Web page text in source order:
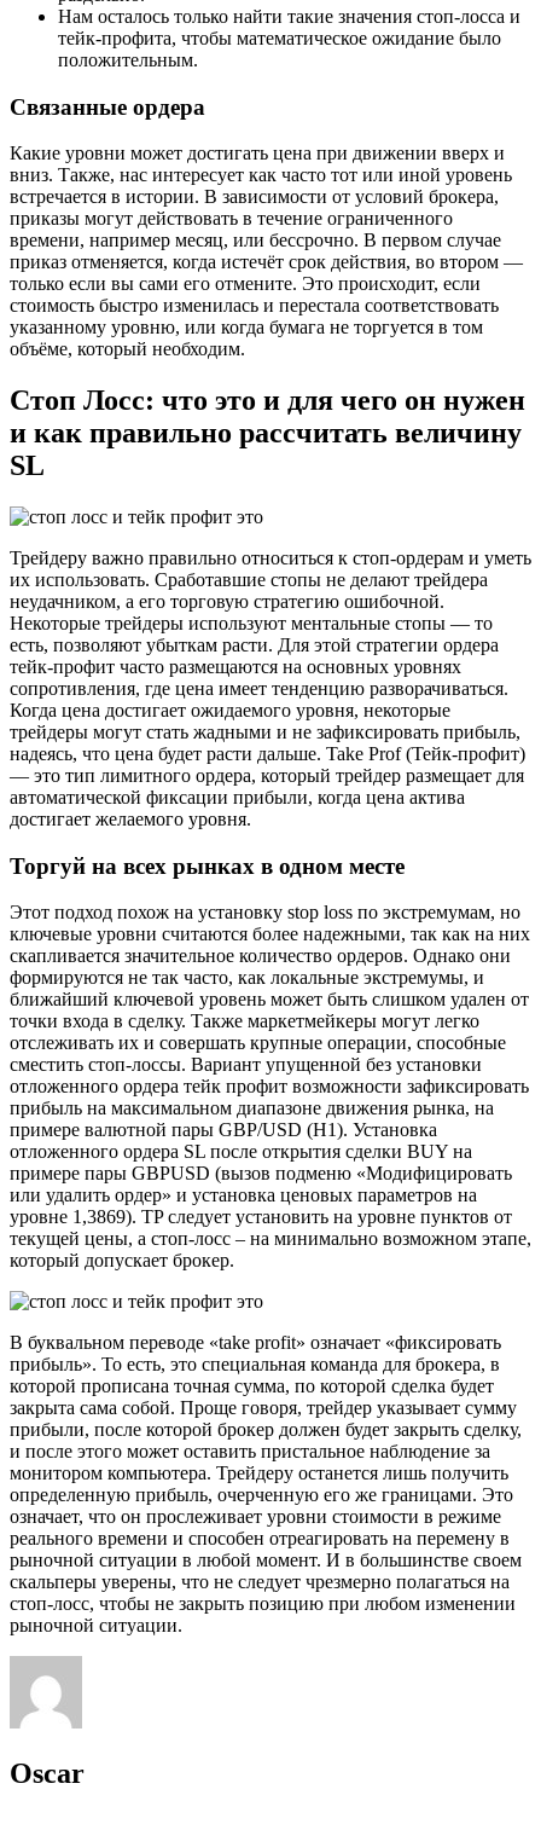
Нам осталось только найти такие значения стоп-лосса и
тейк-профита, чтобы математическое ожидание было
положительным.
Связанные ордера
Какие уровни может достигать цена при движении вверх и
вниз. Также, нас интересует как часто тот или иной уровень
встречается в истории. В зависимости от условий брокера,
приказы могут действовать в течение ограниченного
времени, например месяц, или бессрочно. В первом случае
приказ отменяется, когда истечёт срок действия, во втором —
только если вы сами его отмените. Это происходит, если
стоимость быстро изменилась и перестала соответствовать
указанному уровню, или когда бумага не торгуется в том
объёме, который необходим.
Cтоп Лосс: что это и для чего он нужен
и как правильно рассчитать величину
SL
Трейдеру важно правильно относиться к стоп-ордерам и уметь
их использовать. Сработавшие стопы не делают трейдера
неудачником, а его торговую стратегию ошибочной.
Некоторые трейдеры используют ментальные стопы — то
есть, позволяют убыткам расти. Для этой стратегии ордера
тейк-профит часто размещаются на основных уровнях
сопротивления, где цена имеет тенденцию разворачиваться.
Когда цена достигает ожидаемого уровня, некоторые
трейдеры могут стать жадными и не зафиксировать прибыль,
надеясь, что цена будет расти дальше. Take Prof (Тейк-профит)
— это тип лимитного ордера, который трейдер размещает для
автоматической фиксации прибыли, когда цена актива
достигает желаемого уровня.
Торгуй на всех рынках в одном месте
Этот подход похож на установку stop loss по экстремумам, но
ключевые уровни считаются более надежными, так как на них
скапливается значительное количество ордеров. Однако они
формируются не так часто, как локальные экстремумы, и
ближайший ключевой уровень может быть слишком удален от
точки входа в сделку. Также маркетмейкеры могут легко
отслеживать их и совершать крупные операции, способные
сместить стоп-лоссы. Вариант упущенной без установки
отложенного ордера тейк профит возможности зафиксировать
прибыль на максимальном диапазоне движения рынка, на
примере валютной пары GBP/USD (H1). Установка
отложенного ордера SL после открытия сделки BUY на
примере пары GBPUSD (вызов подменю «Модифицировать
или удалить ордер» и установка ценовых параметров на
уровне 1,3869). TP следует установить на уровне пунктов от
текущей цены, а стоп-лосс – на минимально возможном этапе,
который допускает брокер.
В буквальном переводе «take profit» означает «фиксировать
прибыль». То есть, это специальная команда для брокера, в
которой прописана точная сумма, по которой сделка будет
закрыта сама собой. Проще говоря, трейдер указывает сумму
прибыли, после которой брокер должен будет закрыть сделку,
и после этого может оставить пристальное наблюдение за
монитором компьютера. Трейдеру останется лишь получить
определенную прибыль, очерченную его же границами. Это
означает, что он прослеживает уровни стоимости в режиме
реального времени и способен отреагировать на перемену в
рыночной ситуации в любой момент. И в большинстве своем
скальперы уверены, что не следует чрезмерно полагаться на
стоп-лосс, чтобы не закрыть позицию при любом изменении
рыночной ситуации.
Oscar